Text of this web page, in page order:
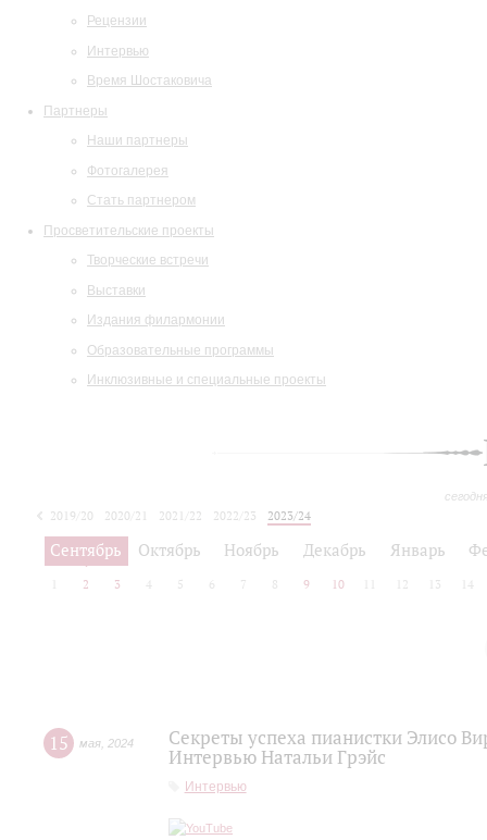
Рецензии
Интервью
Время Шостаковича
Партнеры
Наши партнеры
Фотогалерея
Стать партнером
Просветительские проекты
Творческие встречи
Выставки
Издания филармонии
Образовательные программы
Инклюзивные и специальные проекты
2019/20 2020/21 2021/22 2022/23
2023/24
2024/25
2025/26
Сентябрь Октябрь Ноябрь Декабрь Январь
2 3 4 5 6 7 8 9 10 12 13 14
15 мая 2024
Секреты успеха пианистки Элисо
Интервью Натальи Грэйс
Интервью